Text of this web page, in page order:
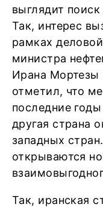
выглядит
Так, интерес
рамках
министра
Ирана
отметил, что
последние
другая страна
западных
открываются
Так, иранская